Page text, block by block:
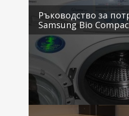
Ръководство за
Samsung Bio